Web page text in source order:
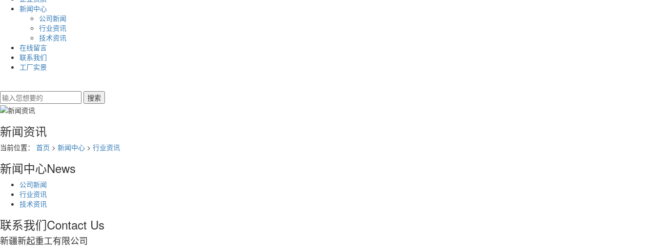
新闻中心
公司新闻
行业资讯
技术资讯
在线留言
联系我们
工厂实景
新闻资讯
当前位置： 首页 > 新闻中心 > 行业资讯
新闻中心News
公司新闻
行业资讯
技术资讯
联系我们Contact Us
新疆新起重工有限公司